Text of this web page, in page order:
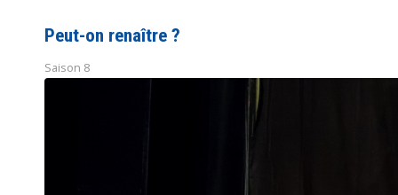
Peut-on renaître ?
Saison 8